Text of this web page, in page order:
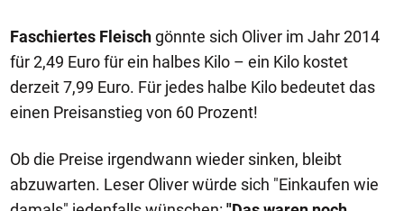
Faschiertes Fleischgönnte sich Oliver im Jahr 2014
für 2,49 Euro für ein halbes Kilo – ein Kilo kostet
derzeit 7,99 Euro. Für jedes halbe Kilo bedeutet das
einen Preisanstieg von 60 Prozent!
Ob die Preise irgendwann wieder sinken, bleibt
abzuwarten. Leser Oliver würde sich "Einkaufen wie